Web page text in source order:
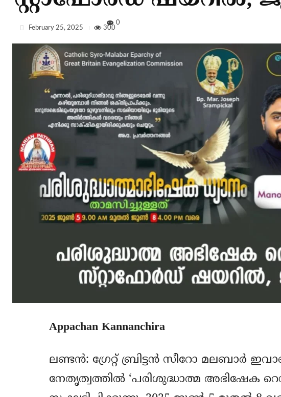
February 25, 2025 300
0
Appachan Kannanchira
ലണ്ടൻ: ഗ്രേറ്റ് ബ്രിട്ടൻ സീറോ മലബാർ
നേതൃത്വത്തിൽ ‘പരിശുദ്ധാത്മ അഭിഷേക